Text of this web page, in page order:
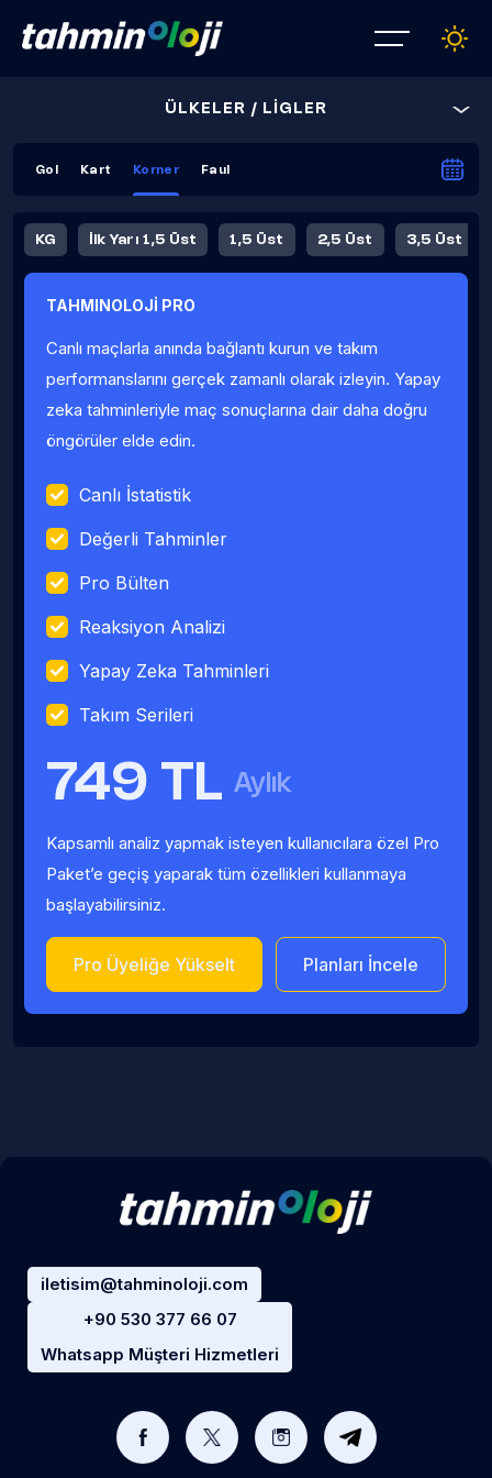
ÜLKELER / LİGLER
Gol Kart Korner Faul
KG İlk Yarı 1,5 Üst 1,5 Üst 2,5 Üst 3,5 Üst
Fauller Ortalama
TAHMINOLOJİ PRO
Canlı maçlarla anında bağlantı kurun ve takım
performanslarını gerçek zamanlı olarak izleyin. Yapay
zeka tahminleriyle maç sonuçlarına dair daha doğru
öngörüler elde edin.
Canlı İstatistik
Değerli Tahminler
Pro Bülten
Reaksiyon Analizi
Yapay Zeka Tahminleri
Takım Serileri
749 TL Aylık
Kapsamlı analiz yapmak isteyen kullanıcılara özel Pro
Paket’e geçiş yaparak tüm özellikleri kullanmaya
başlayabilirsiniz.
Pro Üyeliğe Yükselt Planları İncele
iletisim@tahminoloji.com
+90 530 377 66 07
Whatsapp Müşteri Hizmetleri